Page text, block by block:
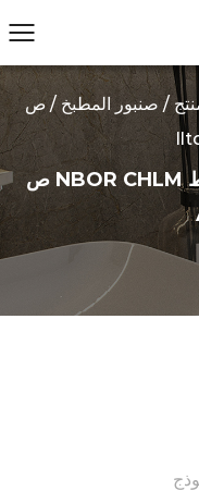
/ صنبور المطبخ /ص nbor chlm ط b خ al ق abl
ص NBOR CHLM ط B خ AL ق ABL LLTDOYER